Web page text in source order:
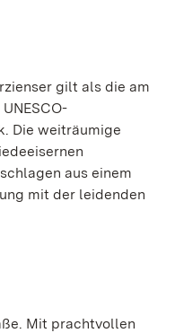
gilt als die am
Die weiträumige
aus einem
mit der leidenden
Mit prachtvollen